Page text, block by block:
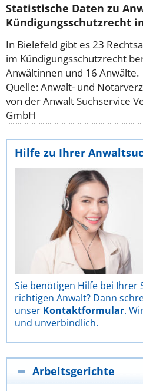
Statistische Daten zu
Kündigungsschutzrecht
In Bielefeld gibt es 23
im Kündigungsschutzrecht
Anwältinnen und 16 Anwälte.
Quelle: Anwalt- und
von der Anwalt Suchservice
GmbH
Hilfe zu Ihrer
Sie benötigen Hilfe bei Ihrer
richtigen Anwalt? Dann
unser Kontaktformular.
und unverbindlich.
Arbeitsgerichte